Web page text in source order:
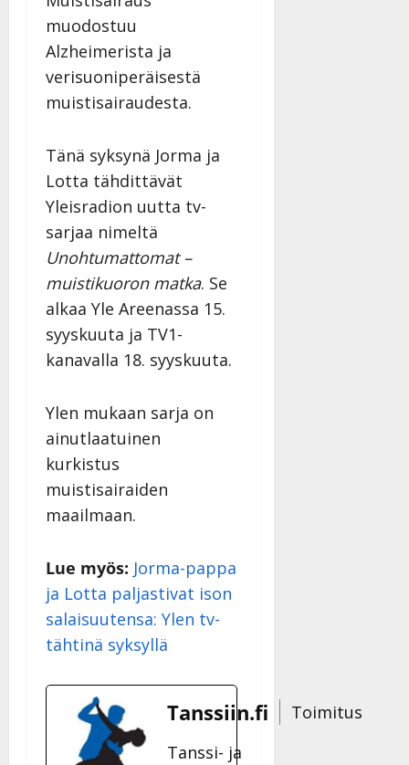
muodostuu
Alzheimerista ja
verisuoniperäisestä
muistisairaudesta.
Tänä syksynä Jorma ja
Lotta tähdittävät
Yleisradion uutta tv-
sarjaa nimeltä
Unohtumattomat –
muistikuoron matka. Se
alkaa Yle Areenassa 15.
syyskuuta ja TV1-
kanavalla 18. syyskuuta.
Ylen mukaan sarja on
ainutlaatuinen
kurkistus
muistisairaiden
maailmaan.
Lue myös: Jorma-pappa
ja Lotta paljastivat ison
salaisuutensa: Ylen tv-
tähtinä syksyllä
Tanssiin.fi
Toimitus
Tanssi- ja